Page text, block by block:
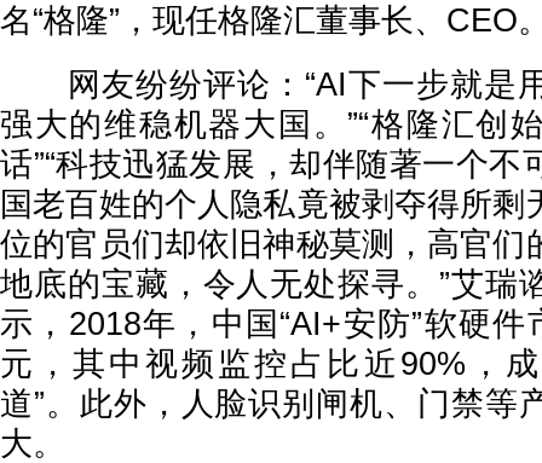
名“格隆”，现任格隆汇董事长、CEO
网友纷纷评论：“AI下一步就是
强大的维稳机器大国。”“格隆汇创
话”“科技迅猛发展，却伴随著一个
国老百姓的个人隐私竟被剥夺得所剩
位的官员们却依旧神秘莫测，高官们
地底的宝藏，令人无处探寻。”艾瑞
示，2018年，中国“AI+安防”软硬
元，其中视频监控占比近90%，
道”。此外，人脸识别闸机、门禁等
大。